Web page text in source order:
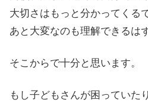
大切さはもっと分かってくる
あと大変なのも理解できるはず
そこからで十分と思います。
もし子どもさんが困っていた